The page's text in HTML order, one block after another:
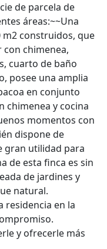
de parcela de
áreas:~~Una
m2 construidos, que
chimenea,
cuarto de baño
posee una amplia
en conjunto
chimenea y cocina
momentos con
dispone de
gran utilidad para
de esta finca es sin
de jardines y
natural.
residencia en la
y ofrecerle más